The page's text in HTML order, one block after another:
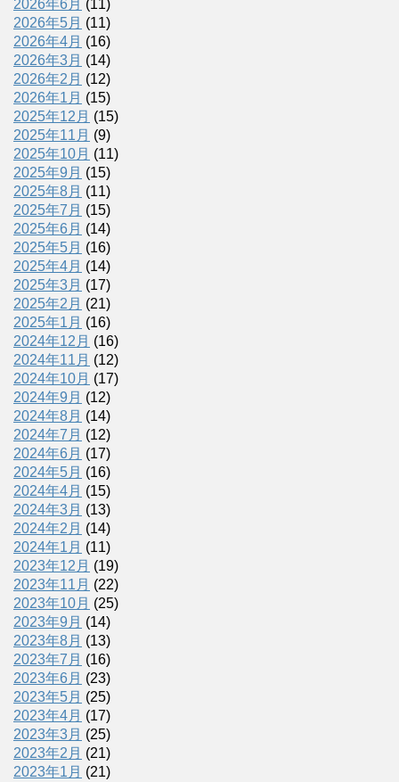
2026年6月 (11)
2026年5月 (11)
2026年4月 (16)
2026年3月 (14)
2026年2月 (12)
2026年1月 (15)
2025年12月 (15)
2025年11月 (9)
2025年10月 (11)
2025年9月 (15)
2025年8月 (11)
2025年7月 (15)
2025年6月 (14)
2025年5月 (16)
2025年4月 (14)
2025年3月 (17)
2025年2月 (21)
2025年1月 (16)
2024年12月 (16)
2024年11月 (12)
2024年10月 (17)
2024年9月 (12)
2024年8月 (14)
2024年7月 (12)
2024年6月 (17)
2024年5月 (16)
2024年4月 (15)
2024年3月 (13)
2024年2月 (14)
2024年1月 (11)
2023年12月 (19)
2023年11月 (22)
2023年10月 (25)
2023年9月 (14)
2023年8月 (13)
2023年7月 (16)
2023年6月 (23)
2023年5月 (25)
2023年4月 (17)
2023年3月 (25)
2023年2月 (21)
2023年1月 (21)